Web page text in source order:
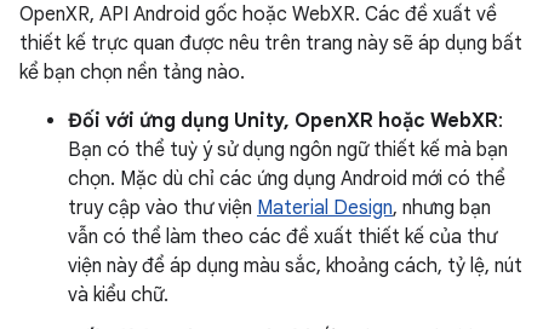
OpenXR, API Android gốc hoặc WebXR. Các đề xuất về
thiết kế trực quan được nêu trên trang này sẽ áp dụng bất
kể bạn chọn nền tảng nào.
Đối với ứng dụng Unity, OpenXR hoặc WebXR:
Bạn có thể tuỳ ý sử dụng ngôn ngữ thiết kế mà bạn
chọn. Mặc dù chỉ các ứng dụng Android mới có thể
truy cập vào thư viện Material Design, nhưng bạn
vẫn có thể làm theo các đề xuất thiết kế của thư
viện này để áp dụng màu sắc, khoảng cách, tỷ lệ, nút
và kiểu chữ.